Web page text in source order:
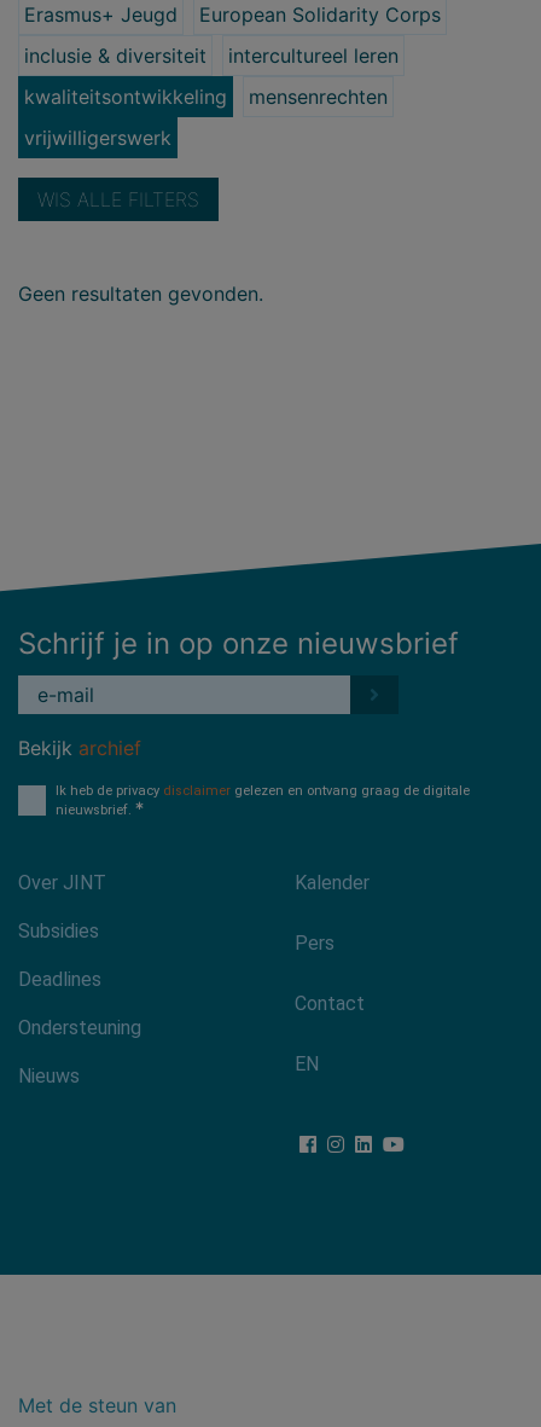
Erasmus+ Jeugd
European Solidarity Corps
inclusie & diversiteit
intercultureel leren
kwaliteitsontwikkeling
mensenrechten
vrijwilligerswerk
WIS ALLE FILTERS
Geen resultaten gevonden.
Schrijf je in op onze nieuwsbrief
Bekijk archief
Ik heb de privacy disclaimer gelezen en ontvang graag de digitale
nieuwsbrief.
Footer-
menu
Over JINT
Subsidies
Deadlines
Ondersteuning
Nieuws
Kalender
Pers
Contact
EN
Met de steun van